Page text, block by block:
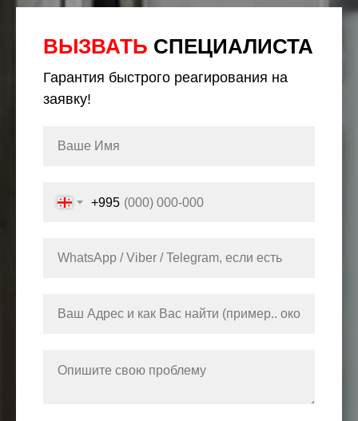
ВЫЗВАТЬ СПЕЦИАЛИСТА
Гарантия быстрого реагирования на
заявку!
+995